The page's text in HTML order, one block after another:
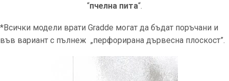
“пчелна пита“.
*Всички модели врати Gradde могат да бъдат поръчани и
във вариант с пълнеж „перфорирана дървесна плоскост”.